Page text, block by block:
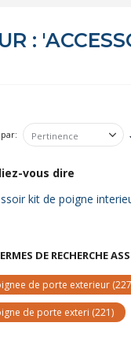
:
vous dire
kit de poigne
DE RECHERCHE
de porte exterieur
de porte exteri (221)